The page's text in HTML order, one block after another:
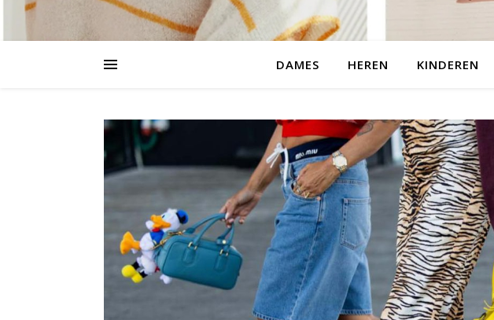
DAMES HEREN KINDEREN